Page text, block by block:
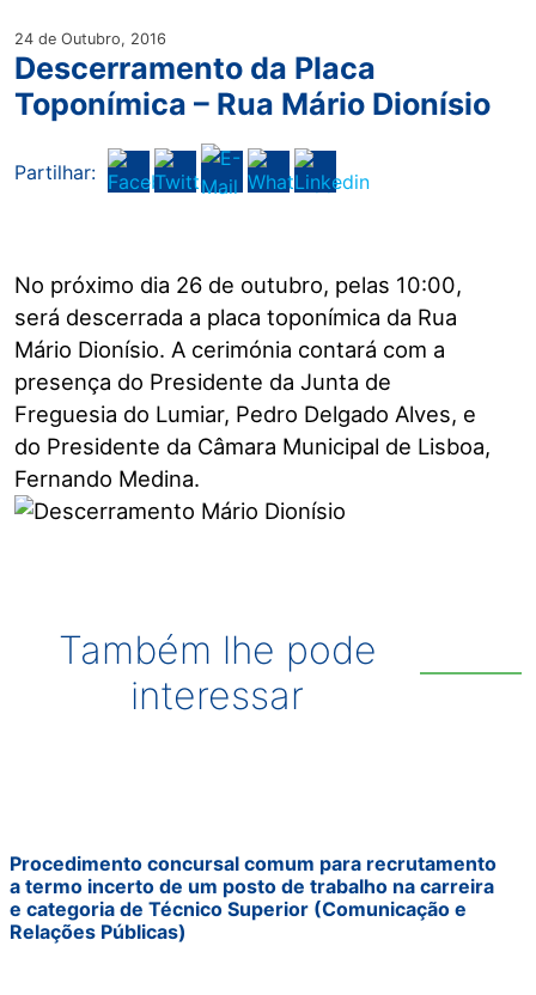
24 de Outubro, 2016
Descerramento da Placa
Toponímica – Rua Mário Dionísio
Partilhar:
No próximo dia 26 de outubro, pelas 10:00,
será descerrada a placa toponímica da Rua
Mário Dionísio. A cerimónia contará com a
presença do Presidente da Junta de
Freguesia do Lumiar, Pedro Delgado Alves, e
do Presidente da Câmara Municipal de Lisboa,
Fernando Medina.
Também lhe pode
interessar
Procedimento concursal comum para recrutamento
a termo incerto de um posto de trabalho na carreira
e categoria de Técnico Superior (Comunicação e
Relações Públicas)